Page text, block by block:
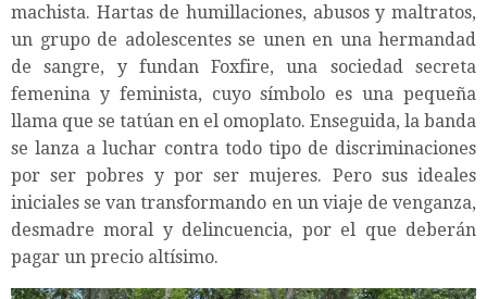
machista. Hartas de humillaciones, abusos y maltratos,
un grupo de adolescentes se unen en una hermandad
de sangre, y fundan Foxfire, una sociedad secreta
femenina y feminista, cuyo símbolo es una pequeña
llama que se tatúan en el omoplato. Enseguida, la banda
se lanza a luchar contra todo tipo de discriminaciones
por ser pobres y por ser mujeres. Pero sus ideales
iniciales se van transformando en un viaje de venganza,
desmadre moral y delincuencia, por el que deberán
pagar un precio altísimo.